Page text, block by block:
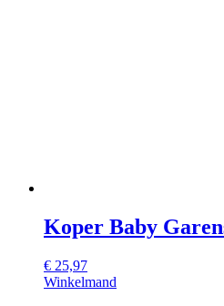
Koper Baby
€ 25,97
Winkelmand